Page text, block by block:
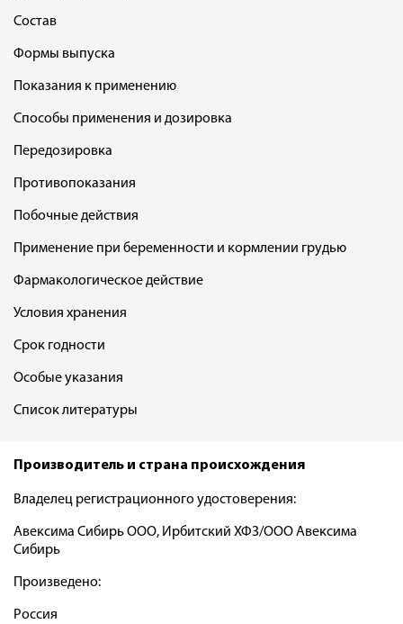
Состав
Формы выпуска
Показания к применению
Способы применения и дозировка
Передозировка
Противопоказания
Побочные действия
Применение при беременности и кормлении грудью
Фармакологическое действие
Условия хранения
Срок годности
Особые указания
Список литературы
Производитель и страна происхождения
Владелец регистрационного удостоверения:
Авексима Сибирь ООО, Ирбитский ХФЗ/ООО Авексима
Сибирь
Произведено:
Россия